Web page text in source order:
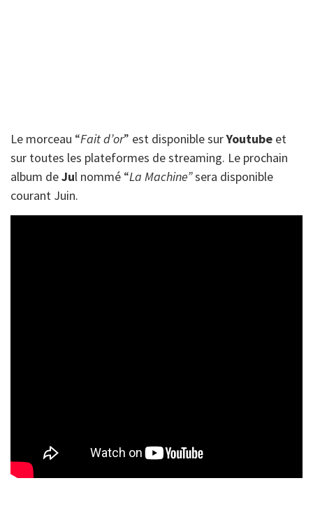
Le morceau “Fait d’or” est disponible surYoutube et
sur toutes les plateformes de streaming. Le prochain
album deJul nommé “La Machine”sera disponible
courant Juin.